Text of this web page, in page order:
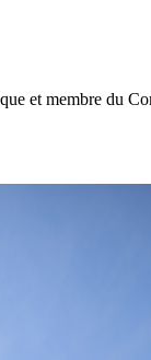
et membre du